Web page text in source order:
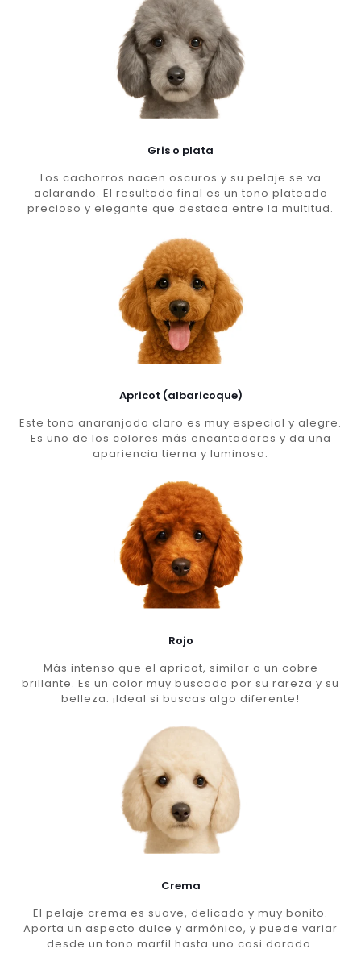
Gris o plata
Los cachorros nacen oscuros y su pelaje se va
aclarando. El resultado final es un tono plateado
precioso y elegante que destaca entre la multitud.
Apricot (albaricoque)
Este tono anaranjado claro es muy especial y alegre.
Es uno de los colores más encantadores y da una
apariencia tierna y luminosa.
Rojo
Más intenso que el apricot, similar a un cobre
brillante. Es un color muy buscado por su rareza y su
belleza. ¡Ideal si buscas algo diferente!
Crema
El pelaje crema es suave, delicado y muy bonito.
Aporta un aspecto dulce y armónico, y puede variar
desde un tono marfil hasta uno casi dorado.